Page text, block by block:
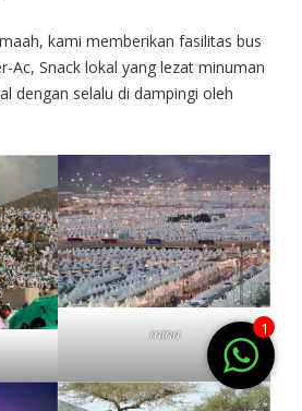
kami memberikan fasilitas bus
Ac, Snack lokal yang lezat minuman
dengan selalu di dampingi oleh
mina 1